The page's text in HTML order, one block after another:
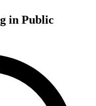
in Public